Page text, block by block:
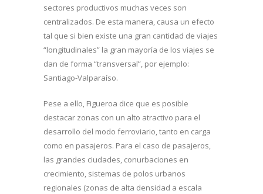
sectores productivos muchas veces son
centralizados. De esta manera, causa un efecto
tal que si bien existe una gran cantidad de viajes
“longitudinales” la gran mayoría de los viajes se
dan de forma “transversal”, por ejemplo:
Santiago-Valparaíso.
Pese a ello, Figueroa dice que es posible
destacar zonas con un alto atractivo para el
desarrollo del modo ferroviario, tanto en carga
como en pasajeros. Para el caso de pasajeros,
las grandes ciudades, conurbaciones en
crecimiento, sistemas de polos urbanos
regionales (zonas de alta densidad a escala